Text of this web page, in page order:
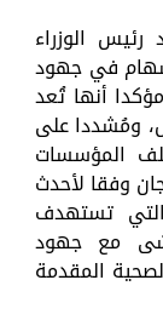
الوزراء
في جهود
أنها تُعد
ومُشددا على
المؤسسات
وفقا لأحدث
التي تستهدف
مع جهود
المقدمة